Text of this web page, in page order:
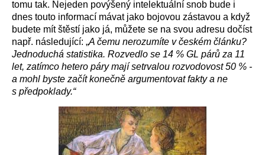
tomu tak. Nejeden povýšený intelektuální snob bude i
dnes touto informací mávat jako bojovou zástavou a když
budete mít štěstí jako já, můžete se na svou adresu dočíst
např. následující: „A čemu nerozumíte v českém článku?
Jednoduchá statistika. Rozvedlo se 14 % GL párů za 11
let, zatímco hetero páry mají setrvalou rozvodovost 50 % -
a mohl byste začít konečně argumentovat fakty a ne
s předpoklady.“